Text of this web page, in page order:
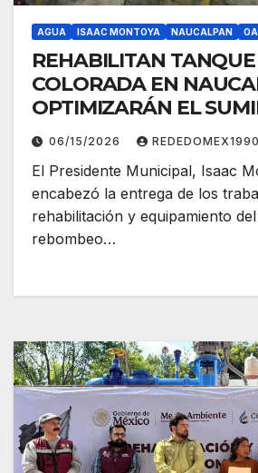
AGUA ISAAC MONTOYA NAUCALPAN
REHABILITAN
COLORADA EN
OPTIMIZARÁN EL
AGUA EN DIEZ
06/15/2026 REDEDOMEX1990
El Presidente Municipal, Isaac
encabezó la entrega de los
rehabilitación y equipamiento
rebombeo…